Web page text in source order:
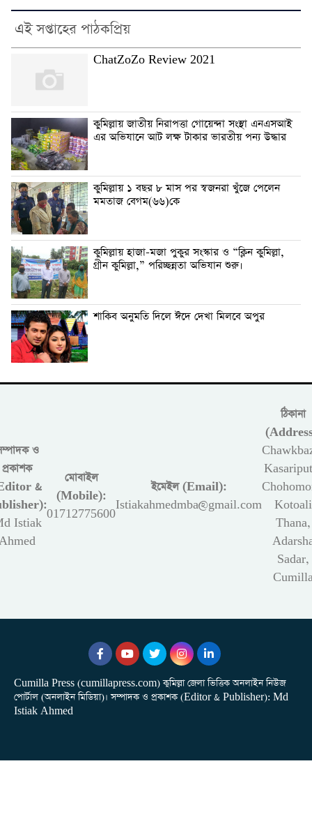
এই সপ্তাহের পাঠকপ্রিয়
ChatZoZo Review 2021
কুমিল্লায় জাতীয় নিরাপত্তা গোয়েন্দা সংস্থা এনএসআই
এর অভিযানে আট লক্ষ টাকার ভারতীয় পন্য উদ্ধার
কুমিল্লায় ১ বছর ৮ মাস পর স্বজনরা খুঁজে পেলেন
মমতাজ বেগম(৬৬)কে
কুমিল্লায় হাজা-মজা পুকুর সংস্কার ও “ক্লিন কুমিল্লা,
গ্রীন কুমিল্লা,” পরিচ্ছন্নতা অভিযান শুরু।
শাকিব অনুমতি দিলে ঈদে দেখা মিলবে অপুর
ও
প্রকাশক
&
Istiak
মোবাইল
(Mobile):
01712775600
ইমেইল (Email):
Istiakahmedmba@gmail.com
ঠিকানা
Kotoali
Thana,
Sadar,
Cumilla Press (cumillapress.com) কুমিল্লা জেলা ভিত্তিক অনলাইন নিউজ
পোর্টাল (অনলাইন মিডিয়া)। সম্পাদক ও প্রকাশক (Editor & Publisher): Md
Istiak Ahmed